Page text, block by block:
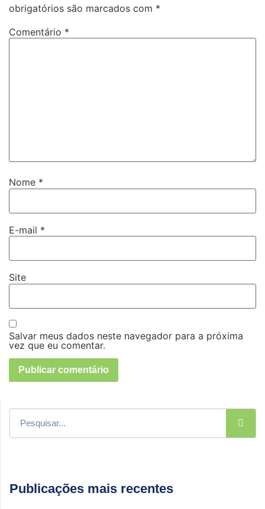
obrigatórios são marcados com *
Comentário *
Nome *
E-mail *
Site
Salvar meus dados neste navegador para a próxima
vez que eu comentar.
Publicações mais recentes